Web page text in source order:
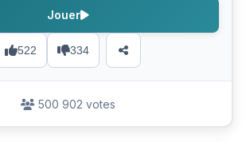
522 334
Jouer
500 902 votes